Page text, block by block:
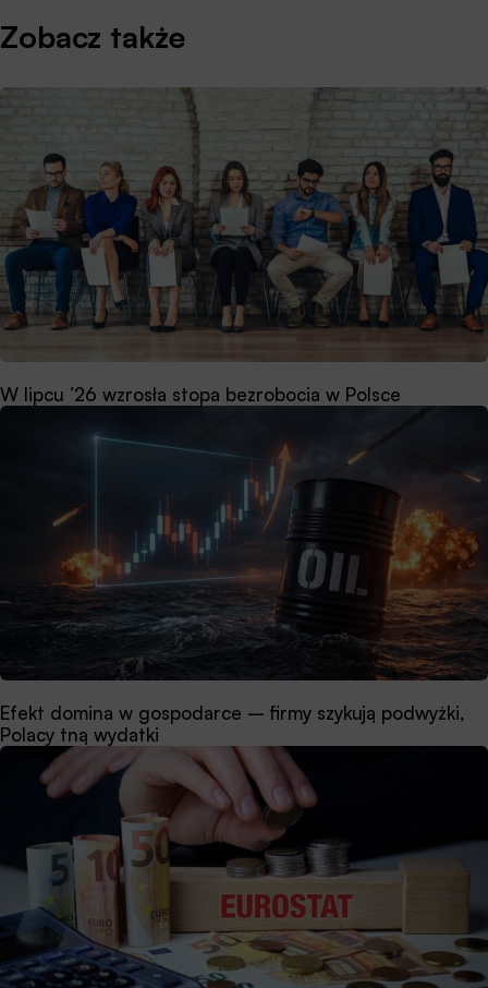
Zobacz także
W lipcu ’26 wzrosła stopa bezrobocia w Polsce
Efekt domina w gospodarce – firmy szykują podwyżki,
Polacy tną wydatki